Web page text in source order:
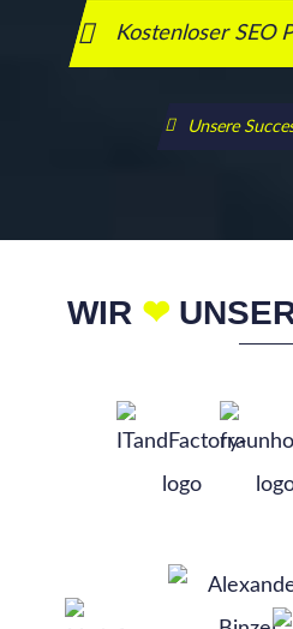
Kostenloser SEO
Unsere
WIR ❤